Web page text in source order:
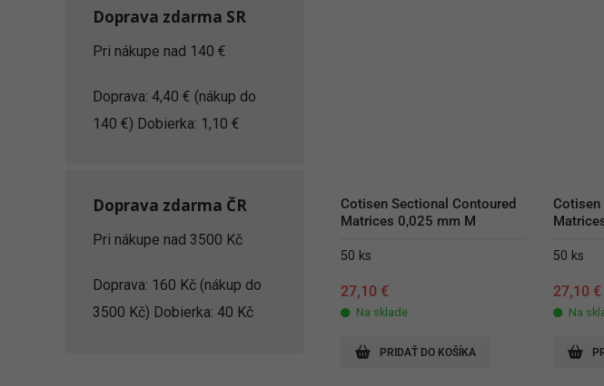
Cotisen Sectional Contoured
Matrices 0,025 mm M
50 ks
27,10 €
Na sklade
PRIDAŤ DO KOŠÍKA
Cotisen
50 ks
27,10 €
Na
Doprava zdarma SR
Pri nákupe nad 140 €
Doprava: 4,40 € (nákup do
140 €) Dobierka: 1,10 €
Doprava zdarma ČR
Pri nákupe nad 3500 Kč
Doprava: 160 Kč (nákup do
3500 Kč) Dobierka: 40 Kč